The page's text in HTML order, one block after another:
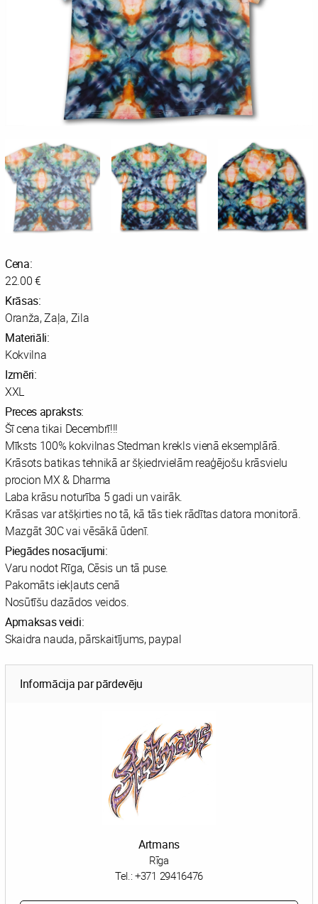
Cena:
22.00 €
Krāsas:
Oranža, Zaļa, Zila
Materiāli:
Kokvilna
Izmēri:
XXL
Preces apraksts:
Šī cena tikai Decembrī!!!
Mīksts 100% kokvilnas Stedman krekls vienā eksemplārā.
Krāsots batikas tehnikā ar šķiedrvielām reaģējošu krāsvielu
procion MX & Dharma
Laba krāsu noturība 5 gadi un vairāk.
Krāsas var atšķirties no tā, kā tās tiek rādītas datora monitorā.
Mazgāt 30C vai vēsākā ūdenī.
Piegādes nosacījumi:
Varu nodot Rīga, Cēsis un tā puse.
Pakomāts iekļauts cenā
Nosūtīšu dazādos veidos.
Apmaksas veidi:
Skaidra nauda, pārskaitījums, paypal
Informācija par pārdevēju
Artmans
Rīga
Tel.:+371 29416476